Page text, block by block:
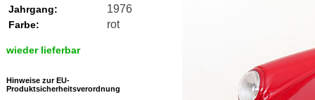
Jahrgang: 1976
Farbe: rot
wieder lieferbar
Hinweise zur EU-
Produktsicherheitsverordnung